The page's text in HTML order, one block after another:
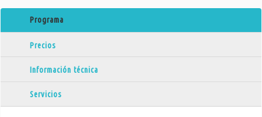
Programa
Precios
Información técnica
Servicios